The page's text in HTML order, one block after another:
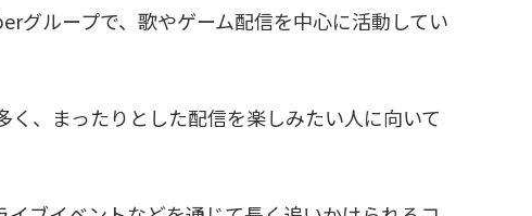
ループで、歌やゲーム配信を中心に活動してい
、まったりとした配信を楽しみたい人に向いて